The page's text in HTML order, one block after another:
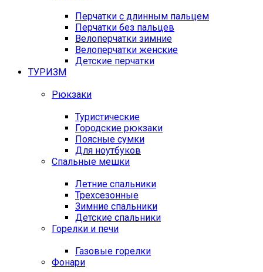
Перчатки с длинным пальцем
Перчатки без пальцев
Велоперчатки зимние
Велоперчатки женские
Детские перчатки
ТУРИЗМ
Рюкзаки
Туристические
Городские рюкзаки
Поясные сумки
Для ноутбуков
Спальные мешки
Летние спальники
Трехсезонные
Зимние спальники
Детские спальники
Горелки и печи
Газовые горелки
Фонари